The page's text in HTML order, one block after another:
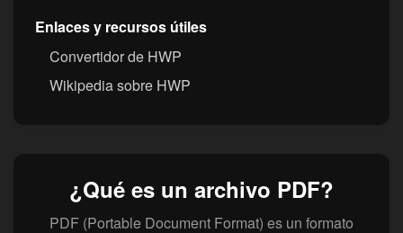
Enlaces y recursos útiles
Convertidor de HWP
Wikipedia sobre HWP
¿Qué es un archivo PDF?
PDF (Portable Document Format) es un formato